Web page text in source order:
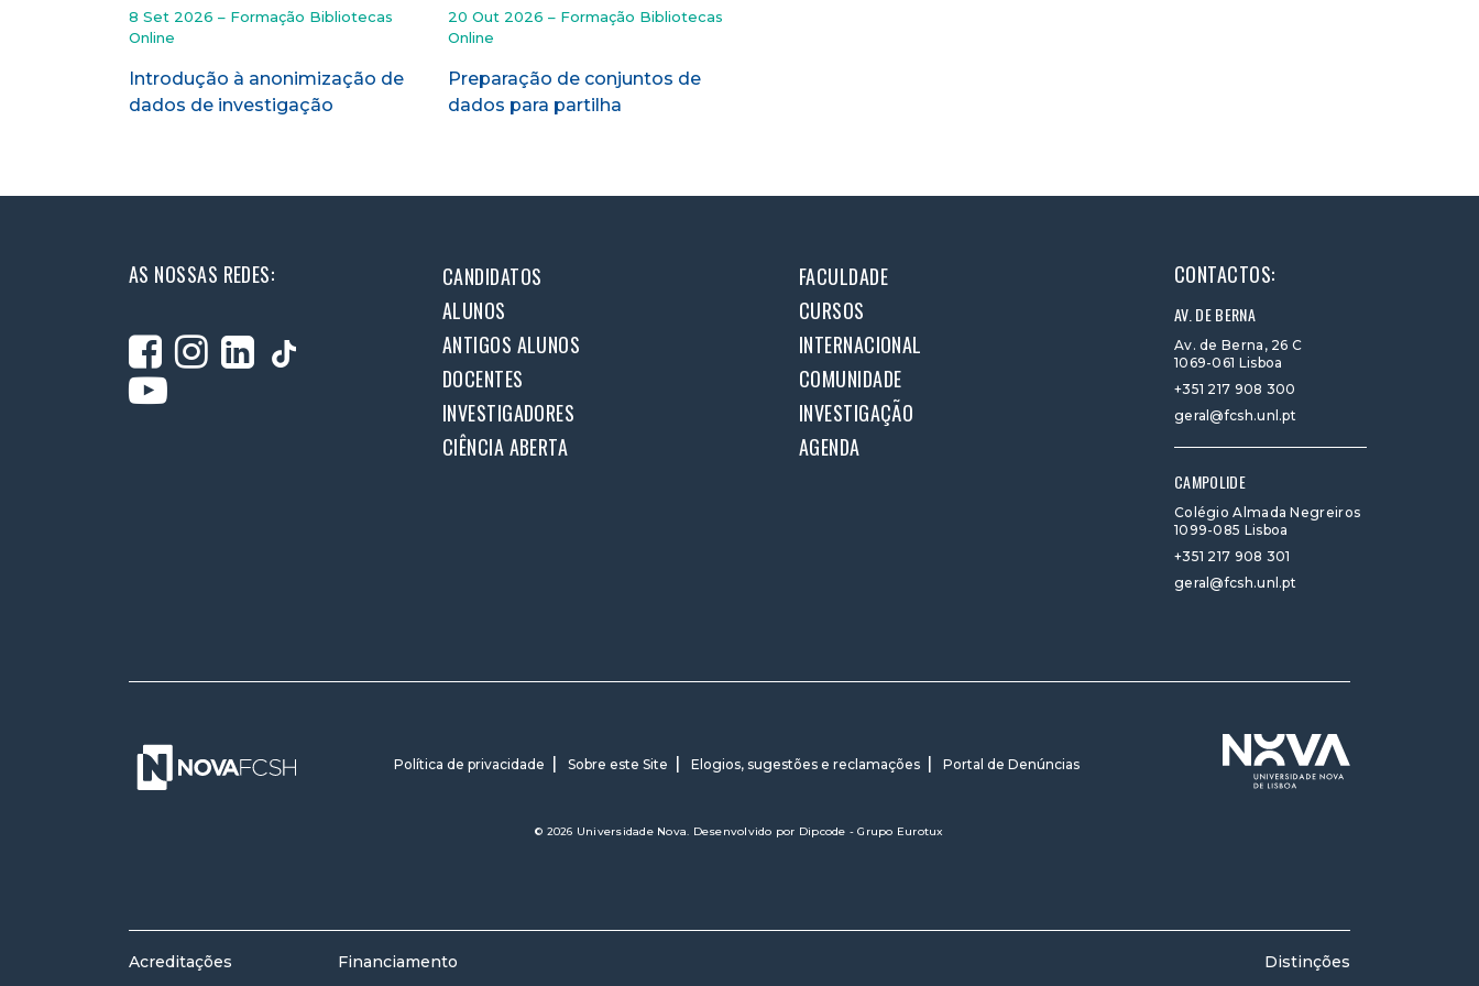
8 Set 2026 – Formação Bibliotecas
Online
Introdução à anonimização de
dados de investigação
20 Out 2026 – Formação Bibliotecas
Online
Preparação de conjuntos de
dados para partilha
AS NOSSAS REDES: CANDIDATOS
FACULDADE
ALUNOS
CURSOS
ANTIGOS ALUNOS
INTERNACIONAL
DOCENTES
COMUNIDADE
INVESTIGADORES
INVESTIGAÇÃO
CIÊNCIA ABERTA
AGENDA
CONTACTOS:
AV. DE BERNA
Av. de Berna, 26 C
1069-061 Lisboa
+351 217 908 300
geral@fcsh.unl.pt
CAMPOLIDE
Colégio Almada Negreiros
1099-085 Lisboa
+351 217 908 301
geral@fcsh.unl.pt
Política de privacidade Sobre este Site Elogios, sugestões e reclamações Portal de Denúncias
© 2026 Universidade Nova. Desenvolvido por Dipcode - Grupo Eurotux
Acreditações Distinções
Financiamento